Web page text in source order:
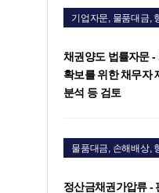
채권양도 법률자문 -
확보를 위한 채무자
분석 등 검토
정산금채권가압류 -